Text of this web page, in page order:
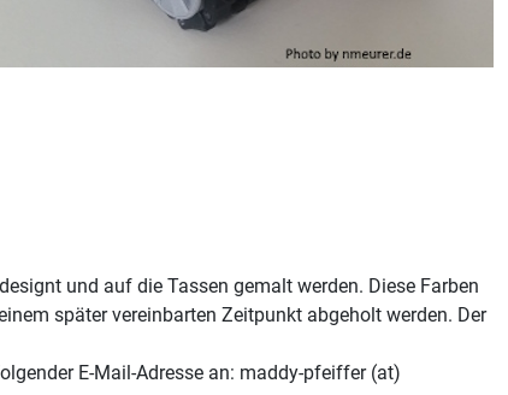
und auf die Tassen gemalt werden. Diese Farben
später vereinbarten Zeitpunkt abgeholt werden. Der
E-Mail-Adresse an: maddy-pfeiffer (at)